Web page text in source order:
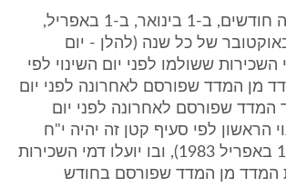
(ב) אחת לשלושה חודשים, ב-1 בינואר, ב-1 באפריל,
1 ביולי וב-1 באוקטובר של כל שנה (להלן - יום
השכירות ששולמו לפני יום השינוי לפי
מן המדד שפורסם לאחרונה לפני יום
המדד שפורסם לאחרונה לפני יום
הראשון לפי סעיף קטן זה יהיה י"ח
בניסן התשמ"ג (1 באפריל 1983), ובו יועלו דמי השכירות
המדד מן המדד שפורסם בחודש